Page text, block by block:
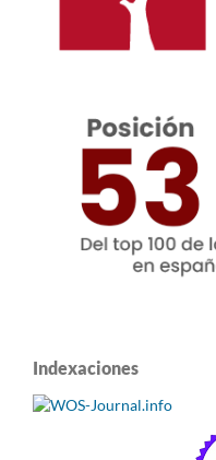
Indexaciones